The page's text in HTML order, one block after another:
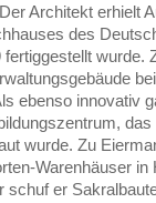
Architekt erhielt
des
wurde.
ebenso innovativ
wurde. Zu
Warenhäuser
schuf er